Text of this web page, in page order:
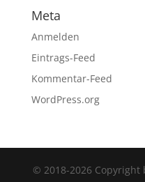
Meta
Anmelden
Eintrags-Feed
Kommentar-Feed
WordPress.org
© 2018-2026 Copyright